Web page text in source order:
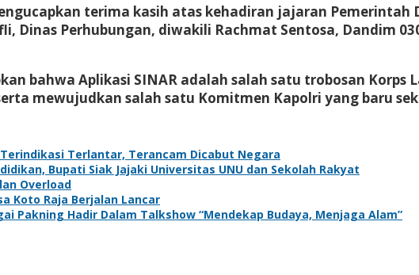
terima kasih atas kehadiran jajaran Pemerintah
Dinas Perhubungan, diwakili Rachmat Sentosa, Dandim
bahwa Aplikasi SINAR adalah salah satu trobosan
mewujudkan salah satu Komitmen Kapolri yang baru
Terindikasi Terlantar, Terancam Dicabut Negara
Bupati Siak Jajaki Universitas UNU dan Sekolah Rakyat
Overload
Koto Raja Berjalan Lancar
Pakning Hadir Dalam Talkshow “Mendekap Budaya, Menjaga Alam”